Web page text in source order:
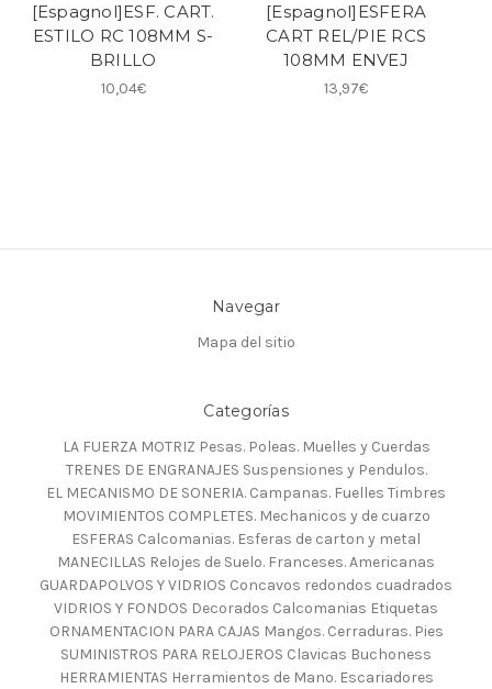
[Espagnol]ESF. CART.
ESTILO RC 108MM S-
BRILLO
10,04€
[Espagnol]ESFERA
CART REL/PIE RCS
108MM ENVEJ
13,97€
Navegar
Mapa del sitio
Categorías
LA FUERZA MOTRIZ Pesas. Poleas. Muelles y Cuerdas
TRENES DE ENGRANAJES Suspensiones y Pendulos.
EL MECANISMO DE SONERIA. Campanas. Fuelles Timbres
MOVIMIENTOS COMPLETES. Mechanicos y de cuarzo
ESFERAS Calcomanias. Esferas de carton y metal
MANECILLAS Relojes de Suelo. Franceses. Americanas
GUARDAPOLVOS Y VIDRIOS Concavos redondos cuadrados
VIDRIOS Y FONDOS Decorados Calcomanias Etiquetas
ORNAMENTACION PARA CAJAS Mangos. Cerraduras. Pies
SUMINISTROS PARA RELOJEROS Clavicas Buchoness
HERRAMIENTAS Herramientos de Mano. Escariadores